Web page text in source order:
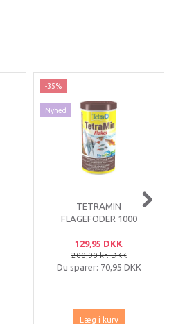
-35%
Nyhed
TETRAMIN
FLAGEFODER 1000
129,95 DKK
200,90 kr. DKK
Du sparer: 70,95 DKK
Læg i kurv